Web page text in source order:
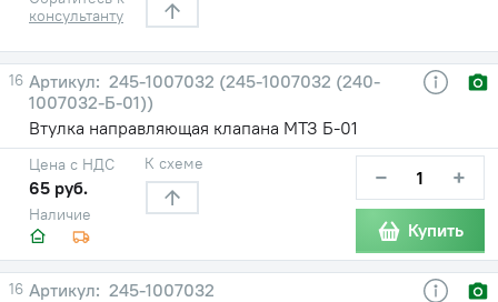
консультанту
16
245-1007032 (245-1007032 (240-
1007032-Б-01))
Втулка направляющая клапана МТЗ Б-01
Наличие
Цена с НДС
65 руб.
К схеме − +
Купить
16
245-1007032